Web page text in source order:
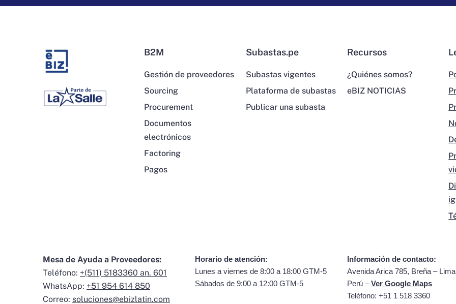
B2M
Gestión de proveedores
Sourcing
Procurement
Documentos
electrónicos
Factoring
Pagos
Subastas.pe
Subastas vigentes
Plataforma de subastas
Publicar una subasta
Recursos
¿Quiénes somos?
eBIZ NOTICIAS
Mesa de Ayuda a Proveedores:
Teléfono: +(511) 5183360 an. 601
WhatsApp: +51 954 614 850
Correo: soluciones@ebizlatin.com
Horario de atención:
Lunes a viernes de 8:00 a 18:00 GTM-5
Sábados de 9:00 a 12:00 GTM-5
Información de contacto:
Avenida Arica 785, Breña –
Perú –Ver Google Maps
Teléfono: +51 1 518 3360